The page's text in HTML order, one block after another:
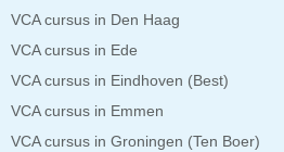
VCA cursus in Den Haag
VCA cursus in Ede
VCA cursus in Eindhoven (Best)
VCA cursus in Emmen
VCA cursus in Groningen (Ten Boer)